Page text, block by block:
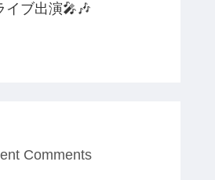
イブ出演🎤🎶
Comments